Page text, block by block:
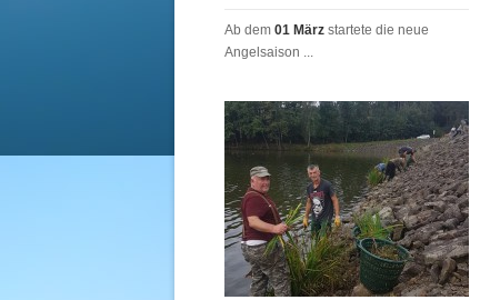
Ab dem 01 März startete die neue
Angelsaison ...